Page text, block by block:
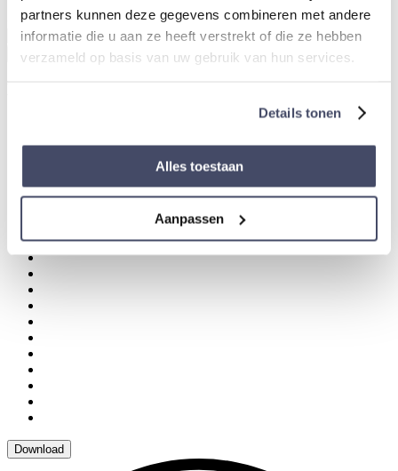
partners kunnen deze gegevens combineren met andere
informatie die u aan ze heeft verstrekt of die ze hebben
verzameld op basis van uw gebruik van hun services.
Details tonen
Alles toestaan
Aanpassen
Ook verkrijgbaar voor 19,95 via bol.com